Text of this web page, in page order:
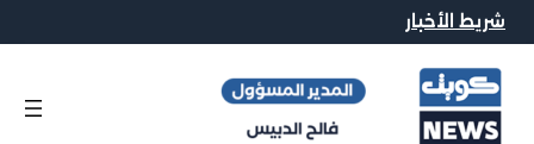
شريط الأخبار